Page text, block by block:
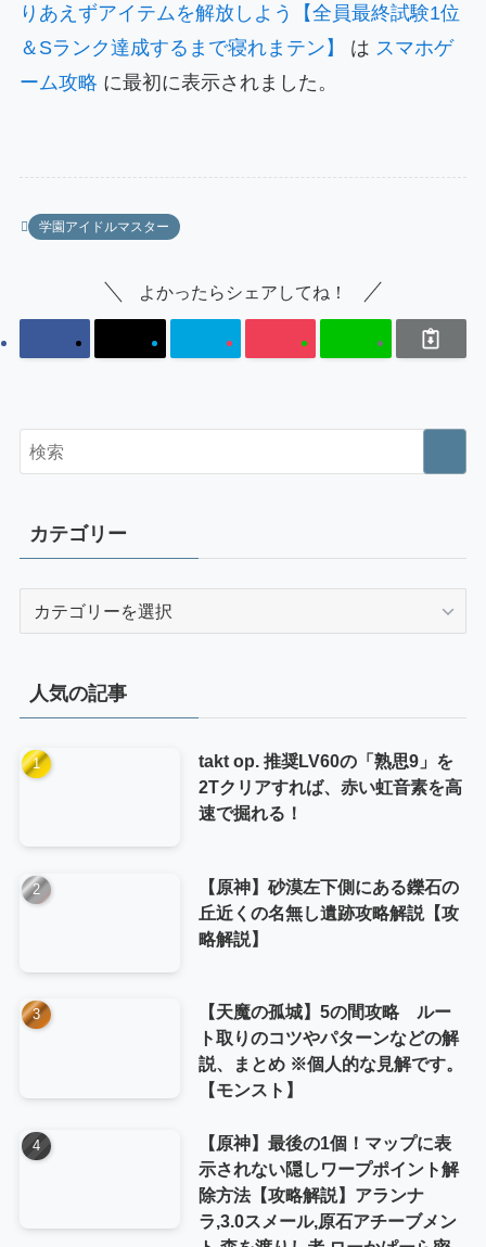
りあえずアイテムを解放しよう【全員最終試験1位
＆Sランク達成するまで寝れまテン】
は スマホゲ
ーム攻略 に最初に表示されました。
学園アイドルマスター
よかったらシェアしてね！
カテゴリー
ー
人気の記事
takt op. 推奨LV60の「熟思9」を
2Tクリアすれば、赤い虹音素を高
速で掘れる！
【原神】砂漠左下側にある鑠石の
丘近くの名無し遺跡攻略解説【攻
略解説】
【天魔の孤城】5の間攻略 ルー
ト取りのコツやパターンなどの解
説、まとめ ※個人的な見解です。
【モンスト】
【原神】最後の1個！マップに表
示されない隠しワープポイント解
除方法【攻略解説】アランナ
ラ,3.0スメール,原石アチーブメン